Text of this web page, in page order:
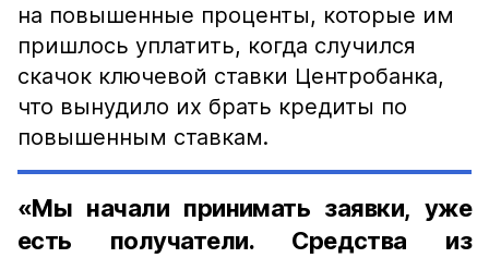
на повышенные проценты, которые им
пришлось уплатить, когда случился
скачок ключевой ставки Центробанка,
что вынудило их брать кредиты по
повышенным ставкам.
«Мы начали принимать заявки, уже
есть получатели. Средства из